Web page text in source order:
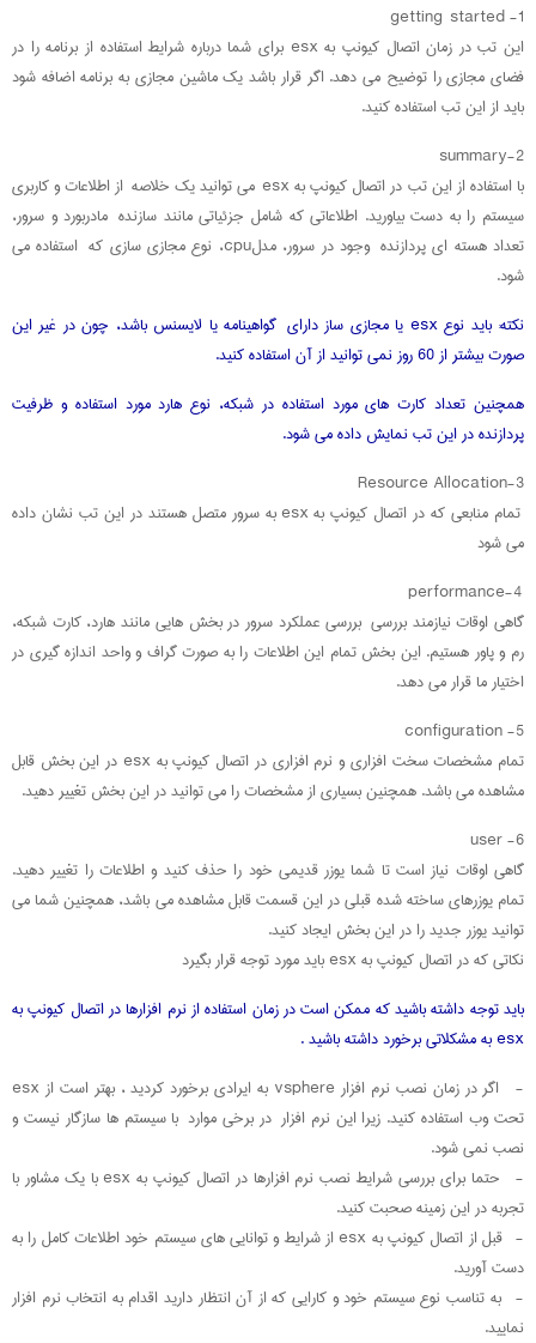
1- getting started
این تب در زمان اتصال کیونپ به esx برای شما درباره شرایط استفاده از برنامه را در
فضای مجازی را توضیح می دهد. اگر قرار باشد یک ماشین مجازی به برنامه اضافه شود
باید از این تب استفاده کنید.
2-summary
با استفاده از این تب در اتصال کیونپ به esx می توانید یک خلاصه از اطلاعات و کاربری
سیستم را به دست بیاورید. اطلاعاتی که شامل جزئیاتی مانند سازنده مادربورد و سرور،
تعداد هسته ای پردازنده وجود در سرور، مدلcpu، نوع مجازی سازی که استفاده می
شود.
نکته: باید نوع esx یا مجازی ساز دارای گواهینامه یا لایسنس باشد، چون در غیر این
صورت بیشتر از 60 روز نمی توانید از آن استفاده کنید.
همچنین تعداد کارت های مورد استفاده در شبکه، نوع هارد مورد استفاده و ظرفیت
پردازنده در این تب نمایش داده می شود.
3-Resource Allocation
تمام منابعی که در اتصال کیونپ به esx به سرور متصل هستند در این تب نشان داده
می شود
گاهی اوقات نیازمند بررسی بررسی عملکرد سرور در بخش هایی مانند هارد، کارت شبکه،
رم و پاور هستیم. این بخش تمام این اطلاعات را به صورت گراف و واحد اندازه گیری در
اختیار ما قرار می دهد.
5- configuration
تمام مشخصات سخت افزاری و نرم افزاری در اتصال کیونپ به esx در این بخش قابل
مشاهده می باشد. همچنین بسیاری از مشخصات را می توانید در این بخش تغییر دهید.
6- user
گاهی اوقات نیاز است تا شما یوزر قدیمی خود را حذف کنید و اطلاعات را تغییر دهید.
تمام یوزرهای ساخته شده قبلی در این قسمت قابل مشاهده می باشد، همچنین شما می
توانید یوزر جدید را در این بخش ایجاد کنید.
نکاتی که در اتصال کیونپ به esx باید مورد توجه قرار بگیرد
باید توجه داشته باشید که ممکن است در زمان استفاده از نرم افزارها در اتصال کیونپ به
esx به مشکلاتی برخورد داشته باشید .
- اگر در زمان نصب نرم افزار vsphere به ایرادی برخورد کردید ، بهتر است از esx
تحت وب استفاده کنید. زیرا این نرم افزار در برخی موارد با سیستم ها سازگار نیست و
نصب نمی شود.
- حتما برای بررسی شرایط نصب نرم افزارها در اتصال کیونپ به esx با یک مشاور با
تجربه در این زمینه صحبت کنید.
- قبل از اتصال کیونپ به esx از شرایط و توانایی های سیستم خود اطلاعات کامل را به
دست آورید.
- به تناسب نوع سیستم خود و کارایی که از آن انتظار دارید اقدام به انتخاب نرم افزار
نمایید.